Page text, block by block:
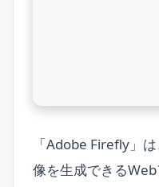
「Adobe Firefly」
像を生成できるWeb